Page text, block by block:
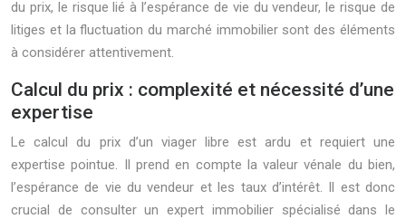
du prix, le risque lié à l’espérance de vie du vendeur, le risque de
litiges et la fluctuation du marché immobilier sont des éléments
à considérer attentivement.
Calcul du prix : complexité et nécessité d’une
expertise
Le calcul du prix d’un viager libre est ardu et requiert une
expertise pointue. Il prend en compte la valeur vénale du bien,
l’espérance de vie du vendeur et les taux d’intérêt. Il est donc
crucial de consulter un expert immobilier spécialisé dans le